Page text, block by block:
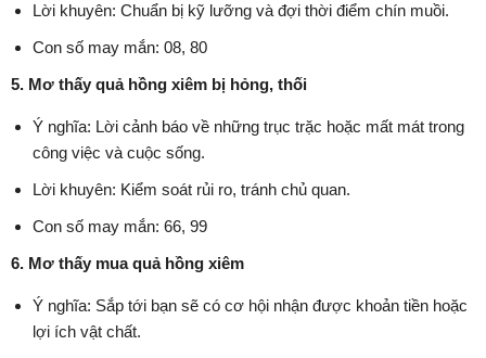
Lời khuyên: Chuẩn bị kỹ lưỡng và đợi thời điểm chín muồi.
Con số may mắn: 08, 80
5. Mơ thấy quả hồng xiêm bị hỏng, thối
Ý nghĩa: Lời cảnh báo về những trục trặc hoặc mất mát trong
công việc và cuộc sống.
Lời khuyên: Kiểm soát rủi ro, tránh chủ quan.
Con số may mắn: 66, 99
6. Mơ thấy mua quả hồng xiêm
Ý nghĩa: Sắp tới bạn sẽ có cơ hội nhận được khoản tiền hoặc
lợi ích vật chất.